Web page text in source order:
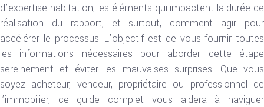
d’expertise habitation, les éléments qui impactent la durée de
réalisation du rapport, et surtout, comment agir pour
accélérer le processus. L’objectif est de vous fournir toutes
les informations nécessaires pour aborder cette étape
sereinement et éviter les mauvaises surprises. Que vous
soyez acheteur, vendeur, propriétaire ou professionnel de
l’immobilier, ce guide complet vous aidera à naviguer